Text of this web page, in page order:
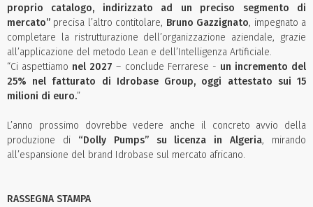
proprio catalogo, indirizzato ad un preciso segmento di
mercato” precisa l’altro contitolare, Bruno Gazzignato, impegnato a
completare la ristrutturazione dell’organizzazione aziendale, grazie
all’applicazione del metodo Lean e dell’Intelligenza Artificiale.
“Ci aspettiamo nel 2027– conclude Ferrarese - un incremento del
25% nel fatturato di Idrobase Group, oggi attestato sui 15
milioni di euro.”
L’anno prossimo dovrebbe vedere anche il concreto avvio della
produzione di “Dolly Pumps” su licenza in Algeria, mirando
all’espansione del brand Idrobase sul mercato africano.
RASSEGNA STAMPA